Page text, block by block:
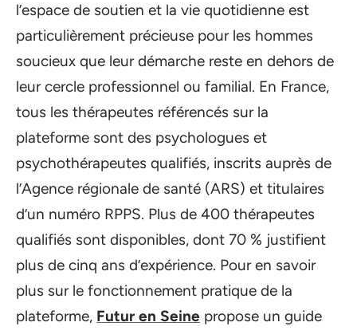
l’espace de soutien et la vie quotidienne est
particulièrement précieuse pour les hommes
soucieux que leur démarche reste en dehors de
leur cercle professionnel ou familial. En France,
tous les thérapeutes référencés sur la
plateforme sont des psychologues et
psychothérapeutes qualifiés, inscrits auprès de
l’Agence régionale de santé (ARS) et titulaires
d’un numéro RPPS. Plus de 400 thérapeutes
qualifiés sont disponibles, dont 70 % justifient
plus de cinq ans d’expérience. Pour en savoir
plus sur le fonctionnement pratique de la
plateforme, Futur en Seine propose un guide